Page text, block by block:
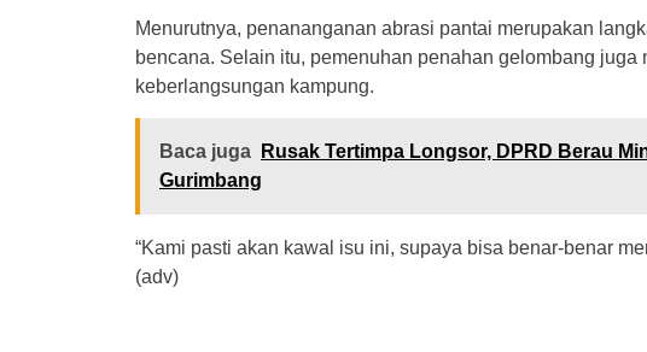
Menurutnya, penananganan abrasi pantai merupakan
bencana. Selain itu, pemenuhan penahan gelombang
keberlangsungan kampung.
Baca juga
Rusak Tertimpa Longsor, DPRD Berau
Gurimbang
“Kami pasti akan kawal isu ini, supaya bisa benar-benar
(adv)